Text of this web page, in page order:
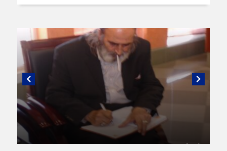
گفتگویی منتشر نشده با پروفسور اهرنجانی،
صاحب نظریه سه‌ شاخگی (۳C)